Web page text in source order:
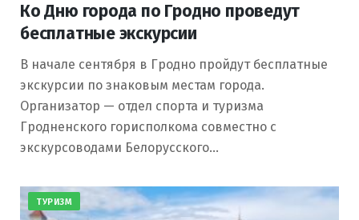
Ко Дню города по Гродно проведут
бесплатные экскурсии
В начале сентября в Гродно пройдут бесплатные
экскурсии по знаковым местам города.
Организатор — отдел спорта и туризма
Гродненского горисполкома совместно с
экскурсоводами Белорусского…
ТУРИЗМ